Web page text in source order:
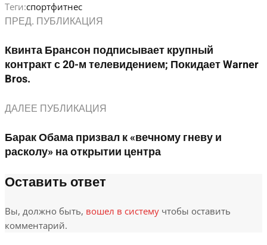
Теги:спортфитнес
ПРЕД. ПУБЛИКАЦИЯ
Квинта Брансон подписывает крупный
контракт с 20-м телевидением; Покидает Warner
Bros.
ДАЛЕЕ ПУБЛИКАЦИЯ
Барак Обама призвал к «вечному гневу и
расколу» на открытии центра
Оставить ответ
Вы, должно быть, вошел в систему чтобы оставить
комментарий.